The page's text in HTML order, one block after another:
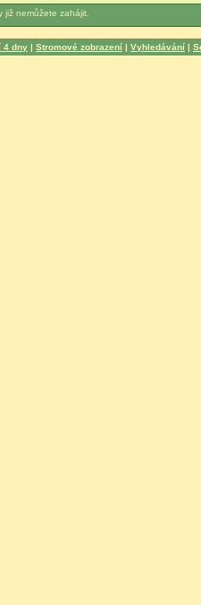
již nemůžete zahájit.
4 dny | Stromové zobrazení | Vyhledávání |